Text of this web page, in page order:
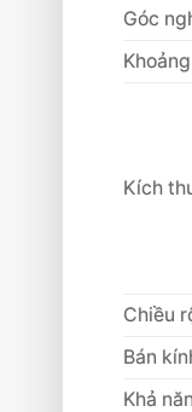
Góc
Kích
Chiều
Bán
Khả